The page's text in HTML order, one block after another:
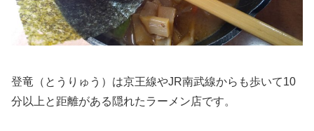
登竜（とうりゅう）は京王線やJR南武線からも歩いて10
分以上と距離がある隠れたラーメン店です。